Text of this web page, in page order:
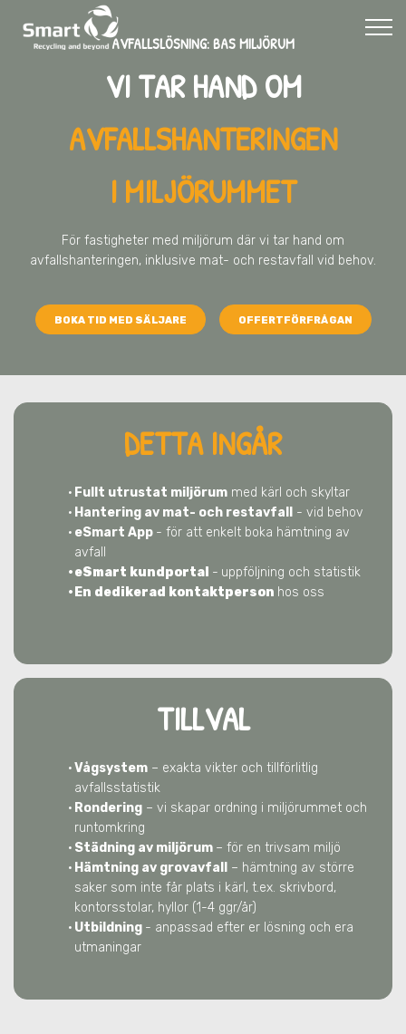
AVFALLSLÖSNING: BAS MILJÖRUM
VI TAR HAND OM
AVFALLSHANTERINGEN
I MILJÖRUMMET
För fastigheter med miljörum där vi tar hand om
avfallshanteringen, inklusive mat- och restavfall vid behov.
BOKA TID MED SÄLJARE OFFERTFÖRFRÅGAN
DETTA INGÅR
Fullt utrustat miljörummed kärl och skyltar
Hantering av mat- och restavfall
- vid behov
eSmart App - för att enkelt boka hämtning av
avfall
eSmart kundportal - uppföljning och statistik
En dedikerad kontaktperson hos oss
TILLVAL
Vågsystem– exakta vikter och tillförlitlig
avfallsstatistik
Rondering– vi skapar ordning i miljörummet och
runtomkring
Städning av miljörum – för en trivsam miljö
Hämtning av grovavfall
– hämtning av större
saker som inte får plats i kärl, t.ex. skrivbord,
kontorsstolar, hyllor (1-4 ggr/år)
Utbildning - anpassad efter er lösning och era
utmaningar